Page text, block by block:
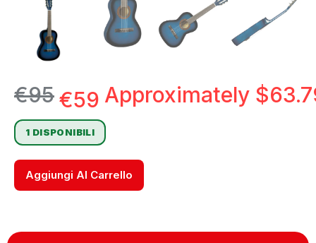
€95€59 Approximately $
1 DISPONIBILI
Aggiungi Al Carrello